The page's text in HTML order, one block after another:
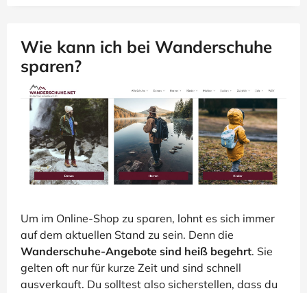
Wie kann ich bei Wanderschuhe
sparen?
Um im Online-Shop zu sparen, lohnt es sich immer
auf dem aktuellen Stand zu sein. Denn die
Wanderschuhe-Angebote sind heiß begehrt. Sie
gelten oft nur für kurze Zeit und sind schnell
ausverkauft. Du solltest also sicherstellen, dass du